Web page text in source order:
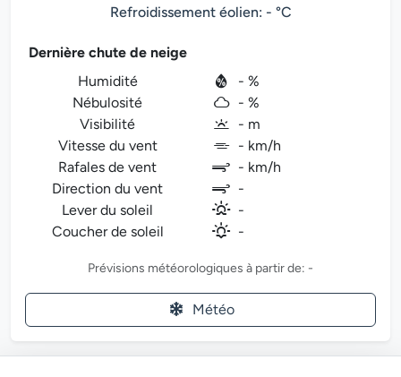
Refroidissement éolien: - °C
Dernière chute de neige
Humidité
- %
Nébulosité
- %
Visibilité
- m
Vitesse du vent
- km/h
Rafales de vent
- km/h
Direction du vent
-
Lever du soleil
-
Coucher de soleil
-
Prévisions météorologiques à partir de: -
Météo